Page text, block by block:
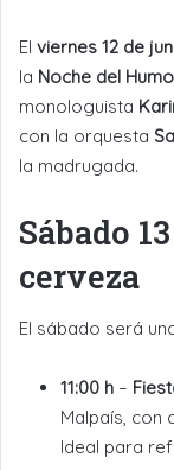
El viernes 12 de
la Noche del
monologuista
con la orquesta
la madrugada.
Sábado
cerveza
El sábado será
11:00 h –
Malpaís, con
Ideal para